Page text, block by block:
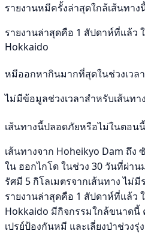
รายงานหมีครั้งล่าสุดใกล้เส้นทา
รายงานล่าสุดคือ 1 สัปดาห์ที่แล้ว
Hokkaido
หมีออกหากินมากที่สุดในช่วงเวล
ไม่มีข้อมูลช่วงเวลาสำหรับเส้นทา
เส้นทางนี้ปลอดภัยหรือไม่ในตอน
เส้นทางจาก Hoheikyo Dam ถึง
ใน ฮอกไกโด ในช่วง 30 วันที่ผ่า
รัศมี 5 กิโลเมตรจากเส้นทาง ไม่
รายงานล่าสุดคือ 1 สัปดาห์ที่แล้ว
Hokkaido มีกิจกรรมใกล้ขนาดนี้
เปรย์ป้องกันหมี และเลี่ยงป่าช่วง